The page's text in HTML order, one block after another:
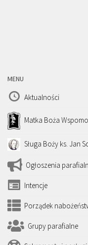
MENU
Aktualności
Matka Boża
Sługa Boży ks. Jan
Ogłoszenia
Intencje
Porządek
Grupy parafialne